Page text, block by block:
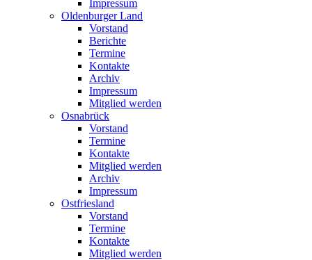
Impressum
Oldenburger Land
Vorstand
Berichte
Termine
Kontakte
Archiv
Impressum
Mitglied werden
Osnabrück
Vorstand
Termine
Kontakte
Mitglied werden
Archiv
Impressum
Ostfriesland
Vorstand
Termine
Kontakte
Mitglied werden